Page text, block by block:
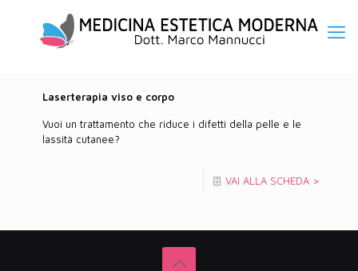
Laserterapia viso e corpo
Vuoi un trattamento che riduce i difetti della pelle e le
lassità cutanee?
VAI ALLA SCHEDA >